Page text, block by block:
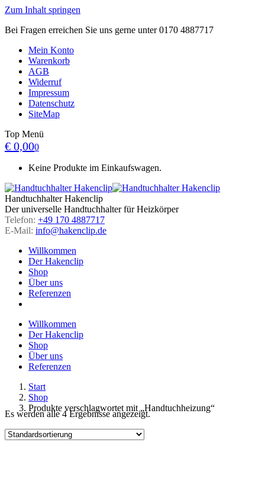
Zum Inhalt springen
Bei Fragen erreichen Sie uns gerne unter 0170 4887717
Mein Konto
Warenkorb
AGB
Widerruf
Impressum
Datenschutz
SiteMap
Top Menü
€ 0,000
Keine Produkte im Einkaufswagen.
Handtuchhalter Hakenclip
Der universelle Handtuchhalter für Heizkörper
Telefon: +49 170 4887717
E-Mail: info@hakenclip.de
Willkommen
Der Hakenclip
Shop
Über uns
Referenzen
Willkommen
Der Hakenclip
Shop
Über uns
Referenzen
Start
Shop
Produkte verschlagwortet mit „Handtuchheizung“
Es werden alle 4 Ergebnisse angezeigt.